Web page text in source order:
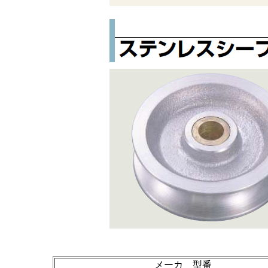
メーカ 型番